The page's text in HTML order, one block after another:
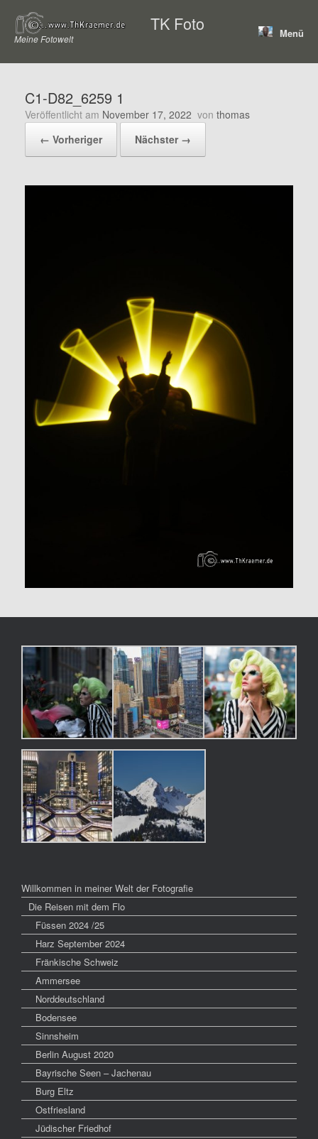
Inhalt
springen
TK Foto
Meine Fotowelt Menü
C1-D82_6259 1
Veröffentlicht am November 17, 2022 von thomas
← Vorheriger
Nächster →
Willkommen in meiner Welt der Fotografie
Die Reisen mit dem Flo
Füssen 2024 /25
Harz September 2024
Fränkische Schweiz
Ammersee
Norddeutschland
Bodensee
Sinnsheim
Berlin August 2020
Bayrische Seen – Jachenau
Burg Eltz
Ostfriesland
Jüdischer Friedhof